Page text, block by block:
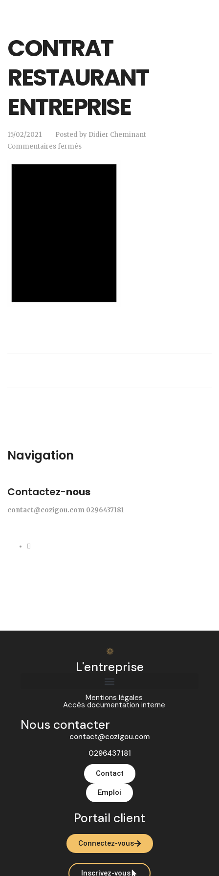
CONTRAT
RESTAURANT
ENTREPRISE
15/02/2021 Posted by Didier Cheminant
Commentaires fermés
Navigation
Contactez-nous
contact@cozigou.com 0296437181
L'entreprise
Mentions légales
Accès documentation interne
Nous contacter
contact@cozigou.com
0296437181
Contact
Emploi
Portail client
Connectez-vous
Inscrivez-vous